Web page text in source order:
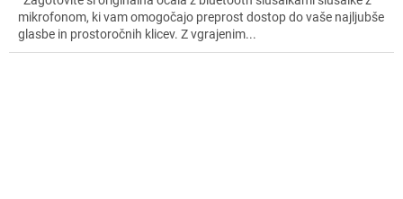
mikrofonom, ki vam omogočajo preprost dostop do vaše najljubše
glasbe in prostoročnih klicev. Z vgrajenim...